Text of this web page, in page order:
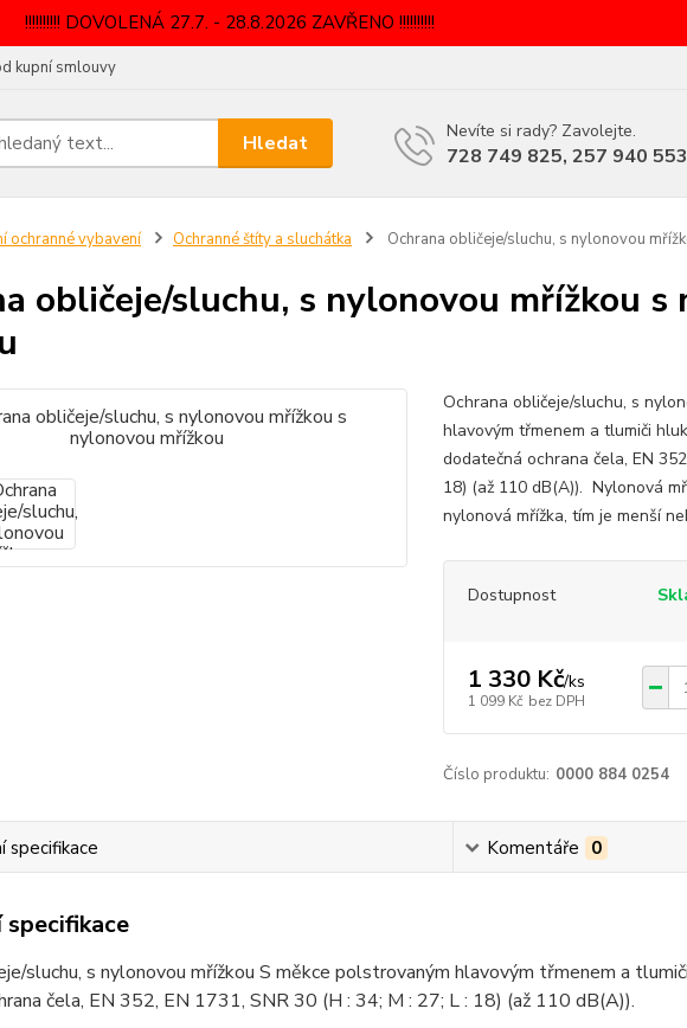
!!!!!!!!!! DOVOLENÁ 27.7. - 28.8.2026 ZAVŘENO !!!!!!!!!!
kupní smlouvy
Hledat Nevíte si rady? Zavolejte.
728 749 825, 257 940 553
ochranné vybavení Ochranné štíty a sluchátka Ochrana obličeje/sluchu, s nylonovou
obličeje/sluchu, s nylonovou mřížkou s
Ochrana obličeje/sluchu, s
hlavovým třmenem a tlumiči
dodatečná ochrana čela, EN
18) (až 110 dB(A)). Nylonová
nylonová mřížka, tím je menší
Dostupnost
1 330 Kč/ks
1 099 Kč bez DPH
Číslo produktu: 0000 884 0254
specifikace Komentáře 0
sluchu, s nylonovou mřížkou S měkce polstrovaným hlavovým třmenem a
čela, EN 352, EN 1731, SNR 30 (H : 34; M : 27; L : 18) (až 110 dB(A)).